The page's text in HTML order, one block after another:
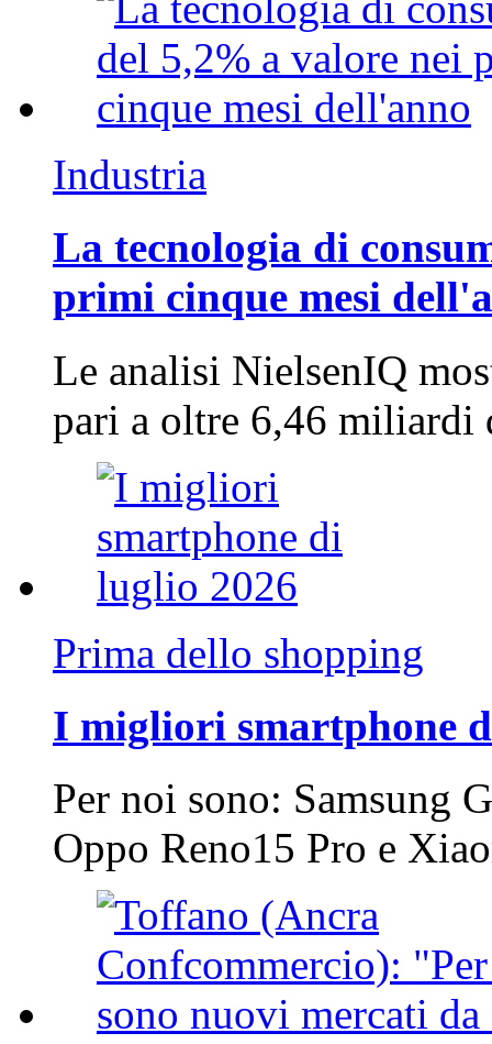
Industria
La tecnologia di
primi cinque mesi
Le analisi NielsenIQ
pari a oltre 6,46
Prima dello shopping
I migliori smartphone
Per noi sono: Samsung
Oppo Reno15 Pro e